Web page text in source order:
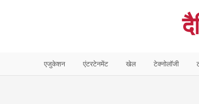
एजुकेशन एंटरटेनमेंट खेल टेक्नोलॉजी